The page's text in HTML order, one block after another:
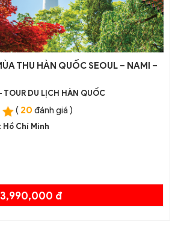
THU HÀN QUỐC SEOUL – NAMI –
TOUR DU LỊCH HÀN QUỐC
( 20 đánh giá )
Hồ Chí Minh
đ